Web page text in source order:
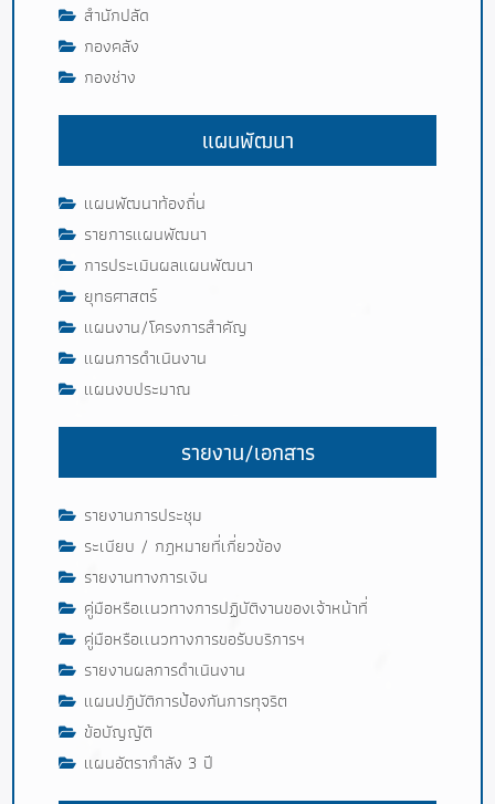
สำนักปลัด
กองคลัง
กองช่าง
แผนพัฒนา
แผนพัฒนาท้องถิ่น
รายการแผนพัฒนา
การประเมินผลแผนพัฒนา
ยุทธศาสตร์
แผนงาน/โครงการสำคัญ
แผนการดำเนินงาน
แผนงบประมาณ
รายงาน/เอกสาร
รายงานการประชุม
ระเบียบ / กฎหมายที่เกี่ยวข้อง
รายงานทางการเงิน
คู่มือหรือเเนวทางการปฏิบัติงานของเจ้าหน้าที่
คู่มือหรือเเนวทางการขอรับบริการฯ
รายงานผลการดำเนินงาน
แผนปฎิบัติการป้องกันการทุจริต
ข้อบัญญัติ
แผนอัตรากำลัง 3 ปี